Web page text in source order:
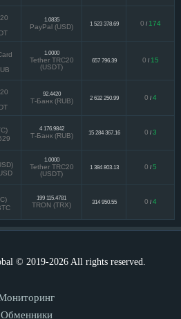
1.0835
PayPal (USD) 1 523 378.69 0 / 174
1.0000
Tether TRC20
(USDT)
657 796.39 0 / 15
92.4420
Т-Банк (RUB) 2 632 250.99 0 / 4
4 176.9842
Т-Банк (RUB) 15 284 367.16 0 / 3
1.0000
Tether TRC20
(USDT)
1 384 803.13 0 / 5
199 115.4781
TRON (TRX) 314 950.55 0 / 4
© 2019-2026 All rights reserved.
Обменники